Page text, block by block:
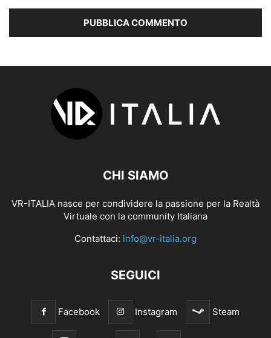
CHI SIAMO
VR-ITALIA nasce per condividere la passione per la Realtà
Virtuale con la community Italiana
Contattaci: info@vr-italia.org
SEGUICI
Facebook Instagram Steam